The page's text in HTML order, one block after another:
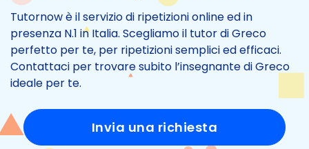
Tutornow è il servizio di ripetizioni online ed in
presenza N.1 in Italia. Scegliamo il tutor di Greco
perfetto per te, per ripetizioni semplici ed efficaci.
Contattaci per trovare subito l’insegnante di Greco
ideale per te.
Invia una richiesta